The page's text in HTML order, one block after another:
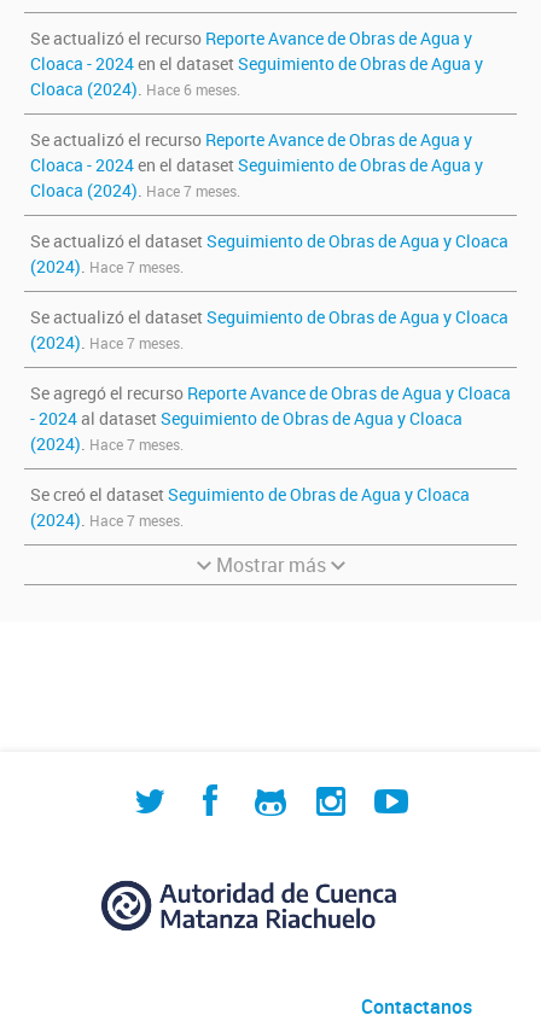
Se actualizó el recurso Reporte Avance de Obras de Agua y
Cloaca - 2024en el dataset Seguimiento de Obras de Agua y
Cloaca (2024). Hace 6 meses.
Se actualizó el recurso Reporte Avance de Obras de Agua y
Cloaca - 2024en el dataset Seguimiento de Obras de Agua y
Cloaca (2024). Hace 7 meses.
Se actualizó el dataset Seguimiento de Obras de Agua y Cloaca
(2024). Hace 7 meses.
Se actualizó el dataset Seguimiento de Obras de Agua y Cloaca
(2024). Hace 7 meses.
Se agregó el recurso Reporte Avance de Obras de Agua y Cloaca
- 2024al dataset Seguimiento de Obras de Agua y Cloaca
(2024). Hace 7 meses.
Se creó el dataset Seguimiento de Obras de Agua y Cloaca
(2024). Hace 7 meses.
Mostrar más
Contactanos